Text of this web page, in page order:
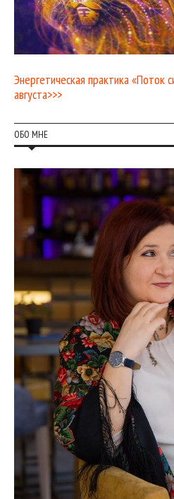
Энергетическая практика «Поток
августа>>>
ОБО МНЕ